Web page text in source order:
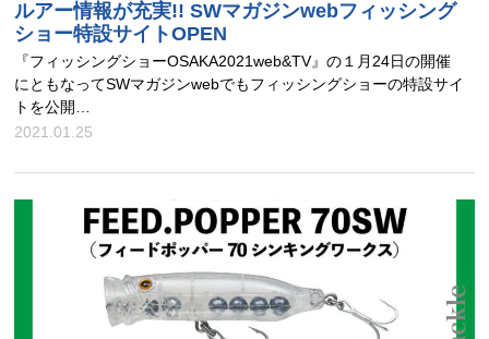
ルアー情報が充実!! SWマガジンwebフィッシング
ショー特設サイトOPEN
『フィッシングショーOSAKA2021web&TV』の１月24日の開催
にともなってSWマガジンwebでもフィッシングショーの特設サイ
トを公開…
2021.01.25